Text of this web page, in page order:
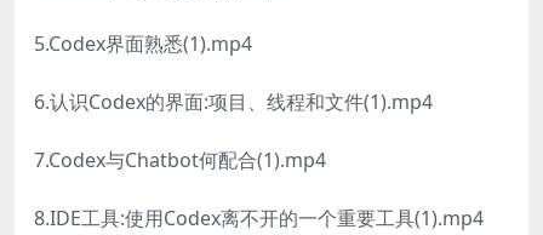
5.Codex界面熟悉(1).mp4
6.认识Codex的界面:项目、线程和文件(1).mp4
7.Codex与Chatbot何配合(1).mp4
8.IDE工具:使用Codex离不开的一个重要工具(1).mp4